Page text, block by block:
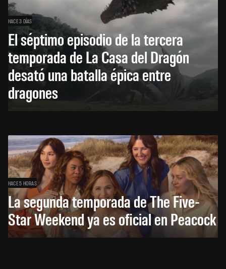
HACE 3 DÍAS
El séptimo episodio de la tercera
temporada de La Casa del Dragón
desató una batalla épica entre
dragones
HACE 5 HORAS
La segunda temporada de The Five-
Star Weekend ya es oficial en Peacock